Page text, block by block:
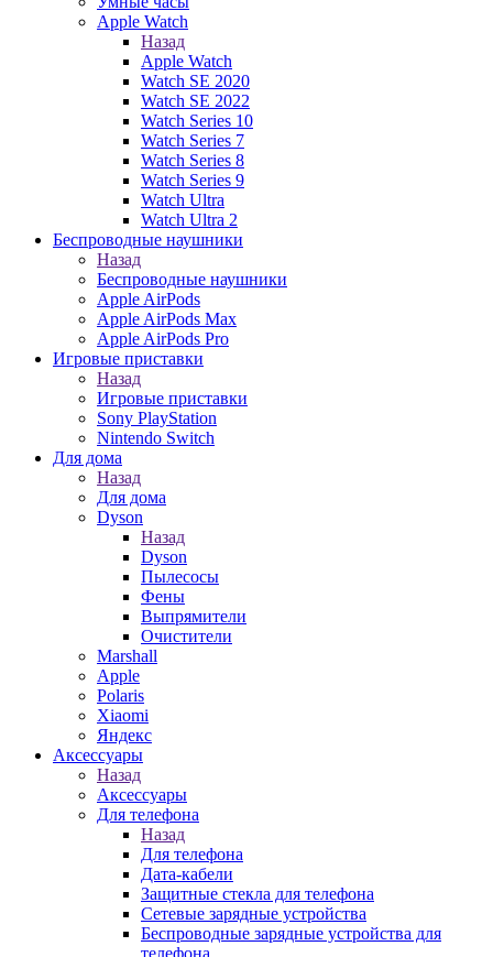
Apple Watch
Назад
Apple Watch
Watch SE 2020
Watch SE 2022
Watch Series 10
Watch Series 7
Watch Series 8
Watch Series 9
Watch Ultra
Watch Ultra 2
Беспроводные наушники
Назад
Беспроводные наушники
Apple AirPods
Apple AirPods Max
Apple AirPods Pro
Игровые приставки
Назад
Игровые приставки
Sony PlayStation
Nintendo Switch
Для дома
Назад
Для дома
Dyson
Назад
Dyson
Пылесосы
Фены
Выпрямители
Очистители
Marshall
Apple
Polaris
Xiaomi
Яндекс
Аксессуары
Назад
Аксессуары
Для телефона
Назад
Для телефона
Дата-кабели
Защитные стекла для телефона
Сетевые зарядные устройства
Беспроводные зарядные устройства для
телефона